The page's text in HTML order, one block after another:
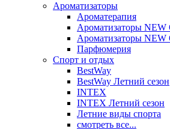
Ароматизаторы
Ароматерапия
Ароматизаторы
Ароматизаторы
Парфюмерия
Спорт и отдых
BestWay
BestWay Летний сезон
INTEX
INTEX Летний сезон
Летние виды спорта
смотреть все...